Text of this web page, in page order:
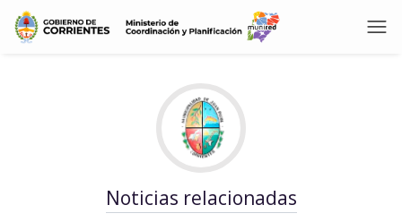
Noticias relacionadas